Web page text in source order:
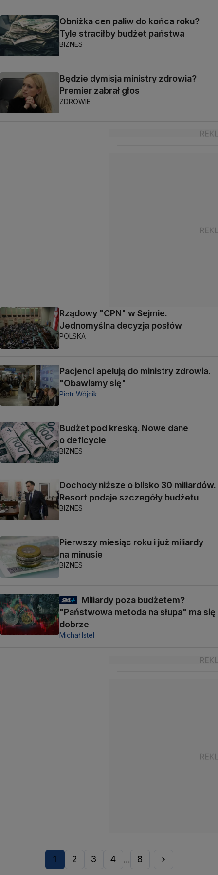
Obniżka cen paliw do końca roku?
Tyle straciłby budżet państwa
BIZNES
Będzie dymisja ministry zdrowia?
Premier zabrał głos
ZDROWIE
Rządowy "CPN" w Sejmie.
Jednomyślna decyzja posłów
POLSKA
Pacjenci apelują do ministry zdrowia.
"Obawiamy się"
Piotr Wójcik
Budżet pod kreską. Nowe dane
o deficycie
BIZNES
Dochody niższe o blisko 30 miliardów.
Resort podaje szczegóły budżetu
BIZNES
Pierwszy miesiąc roku i już miliardy
na minusie
BIZNES
Miliardy poza budżetem?
"Państwowa metoda na słupa" ma się
dobrze
Michał Istel
1 2 3 4 ... 8